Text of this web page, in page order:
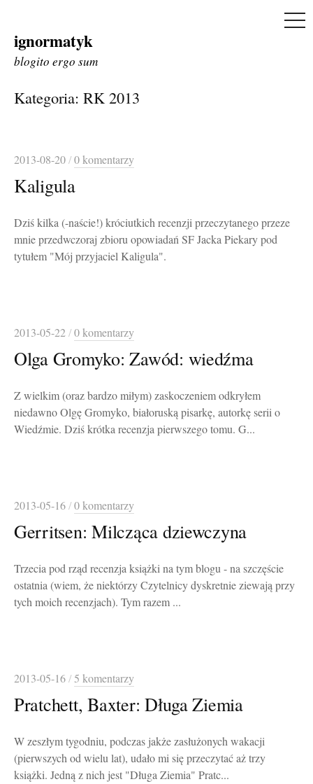
Skip
to
ignormatyk
blogito ergo sum
Kategoria: RK 2013
2013-08-20/0 komentarzy
Kaligula
Dziś kilka (-naście!) króciutkich recenzji przeczytanego przeze
mnie przedwczoraj zbioru opowiadań SF Jacka Piekary pod
tytułem "Mój przyjaciel Kaligula".
2013-05-22/0 komentarzy
Olga Gromyko: Zawód: wiedźma
Z wielkim (oraz bardzo miłym) zaskoczeniem odkryłem
niedawno Olgę Gromyko, białoruską pisarkę, autorkę serii o
Wiedźmie. Dziś krótka recenzja pierwszego tomu. G...
2013-05-16/0 komentarzy
Gerritsen: Milcząca dziewczyna
Trzecia pod rząd recenzja książki na tym blogu - na szczęście
ostatnia (wiem, że niektórzy Czytelnicy dyskretnie ziewają przy
tych moich recenzjach). Tym razem ...
2013-05-16/5 komentarzy
Pratchett, Baxter: Długa Ziemia
W zeszłym tygodniu, podczas jakże zasłużonych wakacji
(pierwszych od wielu lat), udało mi się przeczytać aż trzy
książki. Jedną z nich jest "Długa Ziemia" Pratc...